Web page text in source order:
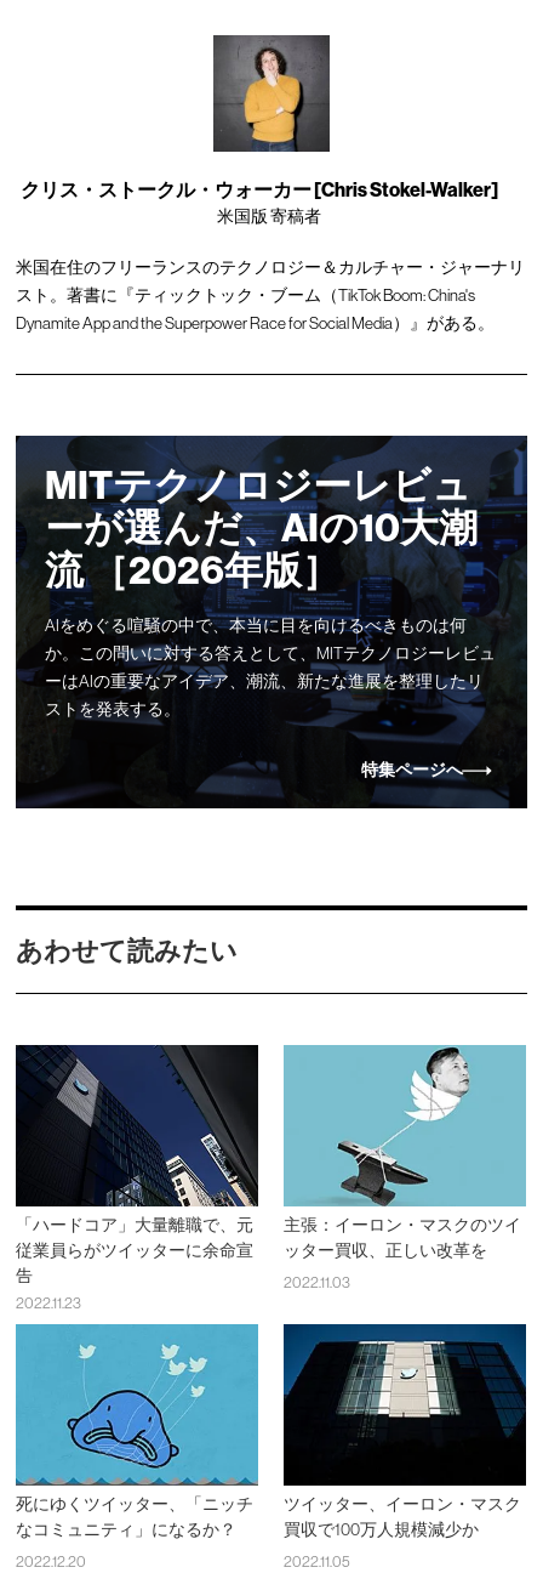
クリス・ストークル・ウォーカー [Chris Stokel-Walker]
米国版 寄稿者
米国在住のフリーランスのテクノロジー＆カルチャー・ジャーナリ
スト。著書に『ティックトック・ブーム（TikTok Boom: China's
Dynamite App and the Superpower Race for Social Media）』がある。
MITテクノロジーレビュ
ーが選んだ、AIの10大潮
流 ［2026年版］
AIをめぐる喧騒の中で、本当に目を向けるべきものは何
か。この問いに対する答えとして、MITテクノロジーレビュ
ーはAIの重要なアイデア、潮流、新たな進展を整理したリ
ストを発表する。
特集ページへ
あわせて読みたい
「ハードコア」大量離職で、元
従業員らがツイッターに余命宣
告
2022.11.23
主張：イーロン・マスクのツイ
ッター買収、正しい改革を
2022.11.03
死にゆくツイッター、「ニッチ
なコミュニティ」になるか？
2022.12.20
ツイッター、イーロン・マスク
買収で100万人規模減少か
2022.11.05